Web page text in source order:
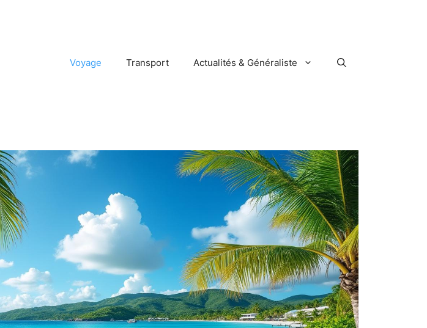
Voyage Transport Actualités & Généraliste